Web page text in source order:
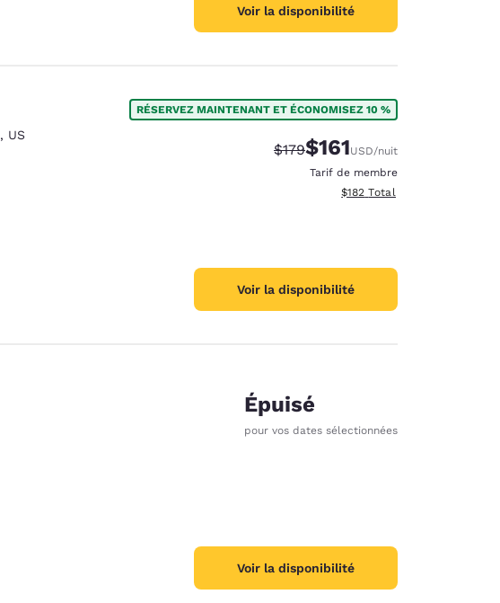
Voir la disponibilité
, US
RÉSERVEZ MAINTENANT ET ÉCONOMISEZ 10 %
Tarif barré :
$179Tarif réduit :
$161USD/nuit
Tarif de membre
Afficher les détails totaux
$182 Total
Voir la disponibilité
Épuisé
pour vos dates sélectionnées
Voir la disponibilité